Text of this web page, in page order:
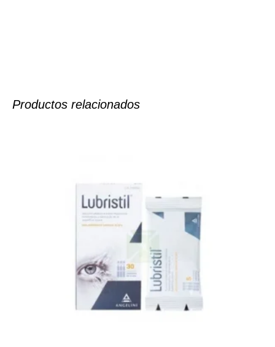
Productos relacionados